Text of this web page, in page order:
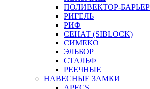
ПОЛИВЕКТОР-БАРЬЕР
РИГЕЛЬ
РИФ
СЕНАТ (SIBLOCK)
СИМЕКО
ЭЛЬБОР
СТАЛЬФ
РЕЕЧНЫЕ
НАВЕСНЫЕ ЗАМКИ
APECS